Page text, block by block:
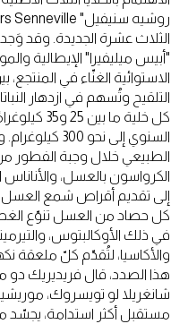
الثلاث عشرة الجديدة. وقد
"أبيس ميليفيرا" الإيطالية
الاستوائية الغنّاء في
التلقيح وتُسهم في ازدهار
كل خلية ما
السنوي إلى
الطبيعي خلال وجبة الفطور
الكرواسون بالعسل،
إلى تقديم أقراص شمع
كل حصاد من العسل تنوّع
في ذلك الأوكالبتوس،
والأكاسيا، لتُقدّم كلّ
هذا الصدد، قال فريديريك دو
شانغريلا لو تويسروك،
مستقبل أكثر استدامة، يجسّد